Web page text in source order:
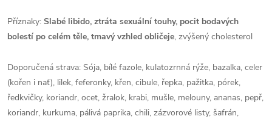
Příznaky: Slabé libido, ztráta sexuální touhy, pocit bodavých
bolestí po celém těle, tmavý vzhled obličeje, zvýšený cholesterol
Doporučená strava: Sója, bílé fazole, kulatozrnná rýže, bazalka, celer
(kořen i nať), lilek, feferonky, křen, cibule, řepka, pažitka, pórek,
ředkvičky, koriandr, ocet, žralok, krabi, mušle, melouny, ananas, pepř,
koriandr, kurkuma, pálivá paprika, chili, zázvorové listy, šafrán,